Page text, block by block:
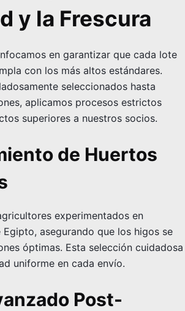
y la Frescura
en garantizar que cada lote
con los más altos estándares.
seleccionados hasta
aplicamos procesos estrictos
superiores a nuestros socios.
de Huertos
experimentados en
asegurando que los higos se
óptimas. Esta selección cuidadosa
uniforme en cada envío.
Post-